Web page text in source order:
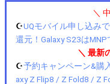
＼
☪️UQモバイル申し込み
還元！Galaxy S23はMNP
＼ 最新
☪️予約キャンペーン&購
axy Z Flip8 / Z Fold8 / Z